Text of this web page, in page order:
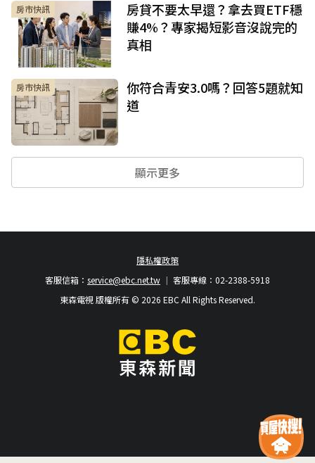
房市快訊
房貸不要太早還？拿去買ETF穩
賺4%？專家揭短影音沒說完的
真相
房市快訊
你符合青安3.0嗎？回答5題就知
道
顯示更多
隱私權政策
客服專線：02-2388-5918
客服信箱： service@ebc.net.tw
東森電視 版權所有 © 2026 EBC All Rights Reserved.